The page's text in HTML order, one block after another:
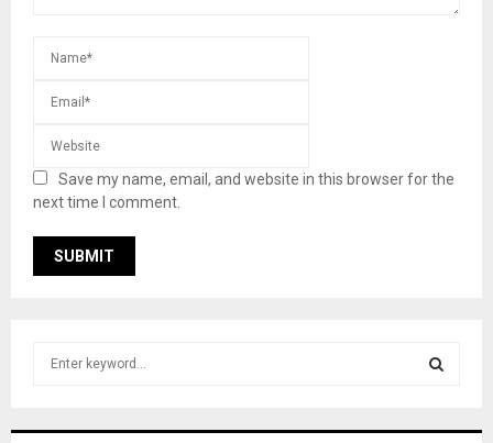
Save my name, email, and website in this browser for the
next time I comment.